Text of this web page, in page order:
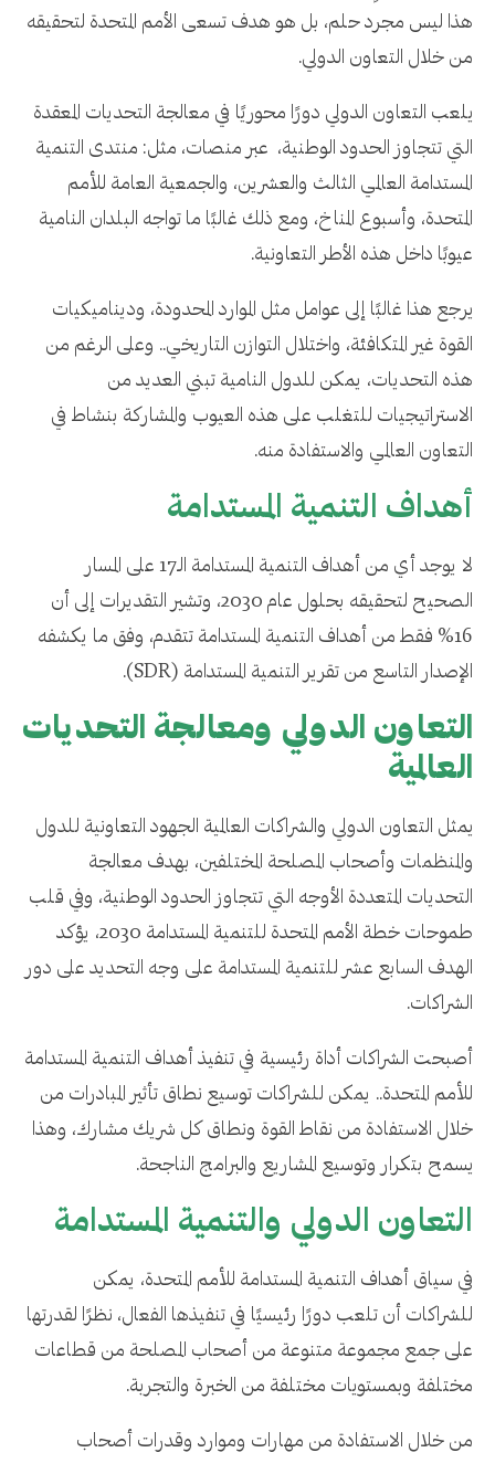
هذا ليس مجرد حلم، بل هو هدف تسعى الأمم المتحدة لتحقيقه
من خلال التعاون الدولي.
يلعب التعاون الدولي دورًا محوريًا في معالجة التحديات المعقدة
التي تتجاوز الحدود الوطنية، عبر منصات، مثل: منتدى التنمية
المستدامة العالمي الثالث والعشرين، والجمعية العامة للأمم
المتحدة، وأسبوع المناخ، ومع ذلك غالبًا ما تواجه البلدان النامية
عيوبًا داخل هذه الأطر التعاونية.
يرجع هذا غالبًا إلى عوامل مثل الموارد المحدودة، وديناميكيات
القوة غير المتكافئة، واختلال التوازن التاريخي.. وعلى الرغم من
هذه التحديات، يمكن للدول النامية تبني العديد من
الاستراتيجيات للتغلب على هذه العيوب والمشاركة بنشاط في
التعاون العالمي والاستفادة منه.
أهداف التنمية المستدامة
لا يوجد أي من أهداف التنمية المستدامة الـ17 على المسار
الصحيح لتحقيقه بحلول عام 2030، وتشير التقديرات إلى أن
16% فقط من أهداف التنمية المستدامة تتقدم، وفق ما يكشفه
الإصدار التاسع من تقرير التنمية المستدامة (SDR).
التعاون الدولي ومعالجة التحديات
العالمية
يمثل التعاون الدولي والشراكات العالمية الجهود التعاونية للدول
والمنظمات وأصحاب المصلحة المختلفين، بهدف معالجة
التحديات المتعددة الأوجه التي تتجاوز الحدود الوطنية، وفي قلب
طموحات خطة الأمم المتحدة للتنمية المستدامة 2030، يؤكد
الهدف السابع عشر للتنمية المستدامة على وجه التحديد على دور
الشراكات.
أصبحت الشراكات أداة رئيسية في تنفيذ أهداف التنمية المستدامة
للأمم المتحدة.. يمكن للشراكات توسيع نطاق تأثير المبادرات من
خلال الاستفادة من نقاط القوة ونطاق كل شريك مشارك، وهذا
يسمح بتكرار وتوسيع المشاريع والبرامج الناجحة.
التعاون الدولي والتنمية المستدامة
في سياق أهداف التنمية المستدامة للأمم المتحدة، يمكن
للشراكات أن تلعب دورًا رئيسيًا في تنفيذها الفعال، نظرًا لقدرتها
على جمع مجموعة متنوعة من أصحاب المصلحة من قطاعات
مختلفة وبمستويات مختلفة من الخبرة والتجربة.
من خلال الاستفادة من مهارات وموارد وقدرات أصحاب